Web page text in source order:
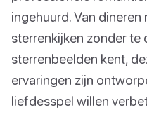
ingehuurd. Van
sterrenkijken zonder te
sterrenbeelden kent,
ervaringen zijn
liefdesspel willen